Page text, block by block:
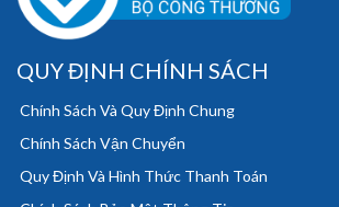
QUY ĐỊNH CHÍNH SÁCH
Chính Sách Và Quy Định Chung
Chính Sách Vận Chuyển
Quy Định Và Hình Thức Thanh Toán